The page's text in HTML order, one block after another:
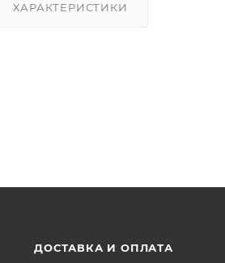
ХАРАКТЕРИСТИКИ
ДОСТАВКА И ОПЛАТА